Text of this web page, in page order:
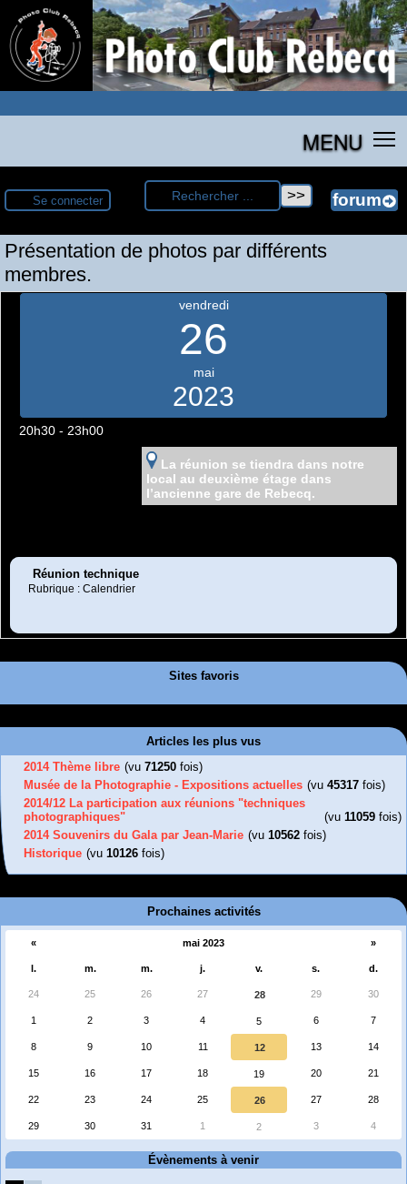
MENU
Se connecter
Présentation de photos par différents
membres.
vendredi
26
mai
2023
20h30 - 23h00
La réunion se tiendra dans notre
local au deuxième étage dans
l’ancienne gare de Rebecq.
Réunion technique
Rubrique : Calendrier
Sites favoris
Articles les plus vus
2014 Thème libre (vu 71250 fois)
Musée de la Photographie - Expositions actuelles (vu 45317 fois)
2014/12 La participation aux réunions "techniques
photographiques"
(vu 11059 fois)
2014 Souvenirs du Gala par Jean-Marie (vu 10562 fois)
Historique (vu 10126 fois)
Prochaines activités
« mai 2023 »
l. m. m. j. v. s. d.
24 25 26 27 28 29 30
1 2 3 4 5 6 7
8 9 10 11 12 13 14
15 16 17 18 19 20 21
22 23 24 25 26 27 28
29 30 31 1 2 3 4
Évènements à venir